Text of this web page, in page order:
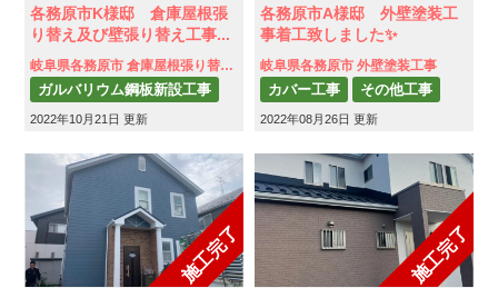
各務原市K様邸 倉庫屋根張
り替え及び壁張り替え工事...
岐阜県各務原市 倉庫屋根張り替え及び壁張り替え工事
2022年10月21日 更新
ガルバリウム鋼板新設工事
その他工事
付帯部
屋根補修
雨樋補修
各務原市A様邸 外壁塗装工
事着工致しました✨
岐阜県各務原市 外壁塗装工事
2022年08月26日 更新
カバー工事
その他工事
付帯部
外壁塗装
瓦屋根工事
施工完了 施工完了